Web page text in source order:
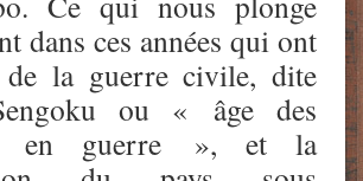
dans ces années qui ont
la guerre civile, dite
ou « âge des
en guerre », et la